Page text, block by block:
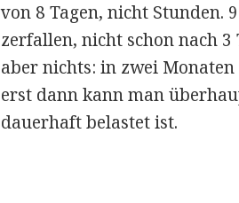
von 8 Tagen, nicht Stunden.
zerfallen, nicht schon nach
aber nichts: in zwei
erst dann kann man
dauerhaft belastet ist.